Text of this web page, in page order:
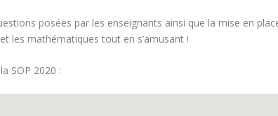
posées par les enseignants ainsi que la mise en
les mathématiques tout en s’amusant !​
SOP 2020 :